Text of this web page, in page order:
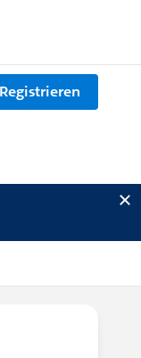
Registrieren